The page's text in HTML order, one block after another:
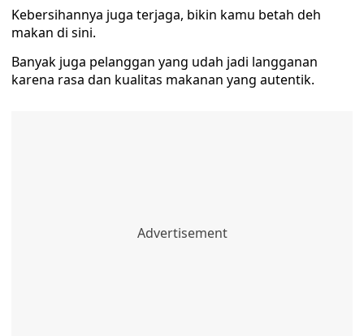
Kebersihannya juga terjaga, bikin kamu betah deh
makan di sini.
Banyak juga pelanggan yang udah jadi langganan
karena rasa dan kualitas makanan yang autentik.